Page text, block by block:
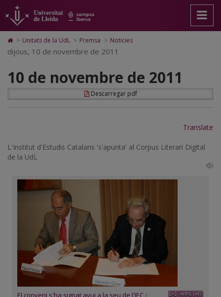
10
de
novembre
de
2011
pàgina
principal.
Universitat
Lleida
contingut
principal
Mapa
Web.
Universitat
Cerca
Accessibilitat.
Universitat
Lleida
Icono
de
Home
ir
a
página
de
> Unitats de la UdL > Premsa > Noticies
dijous, 10 de novembre de 2011
10 de novembre de 2011
Descarregar pdf
Translate
L'Institut d'Estudis Catalans 's'apunta' al Corpus Literari Digital
de la UdL
El conveni s'ha signat avui a la seu de l'IEC/